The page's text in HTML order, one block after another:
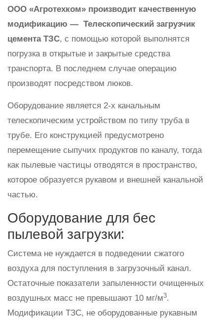
ООО «Агротехком» производит качественную
модификацию — Телескопический загрузчик
цемента ТЗС, с помощью которой выполнятся
погрузка в открытые и закрытые средства
транспорта. В последнем случае операцию
производят посредством люков.
Оборудование является 2-х канальным
телескопическим устройством по типу труба в
трубе. Его конструкцией предусмотрено
перемещение сыпучих продуктов по каналу, тогда
как пылевые частицы отводятся в пространство,
которое образуется рукавом и внешней канальной
частью.
Оборудование для бес
пылевой загрузки:
Система не нуждается в подведении сжатого
воздуха для поступления в загрузочный канал.
Остаточные показатели запыленности очищенных
воздушных масс не превышают 10 мг/м3.
Модификации ТЗС, не оборудованные рукавным